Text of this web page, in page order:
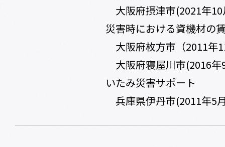
大阪府摂津市(2021年
災害時における資機材の
大阪府枚方市（2011年
大阪府寝屋川市(2016年
いたみ災害サポート
兵庫県伊丹市(2011年